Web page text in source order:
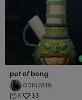
pot of bong
ODIN2619
 6 33